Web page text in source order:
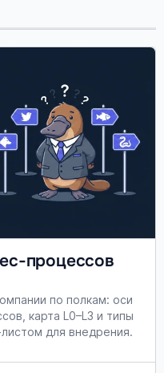
процессов
по полкам: оси
карта L0–L3 и типы
для внедрения.